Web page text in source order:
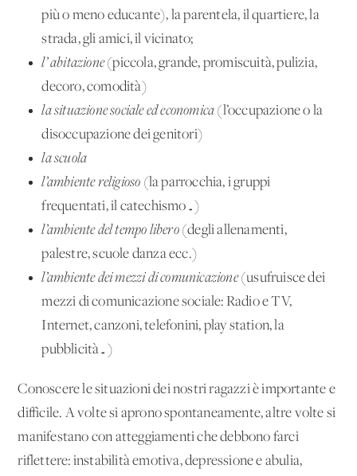
più o meno educante), la parentela, il quartiere, la
strada, gli amici, il vicinato;
l’ abitazione(piccola, grande, promiscuità, pulizia,
decoro, comodità)
la situazione sociale ed economica (l’occupazione o la
disoccupazione dei genitori)
la scuola
l’ambiente religioso (la parrocchia, i gruppi
frequentati, il catechismo…)
l’ambiente del tempo libero(degli allenamenti,
palestre, scuole danza ecc.)
l’ambiente dei mezzi di comunicazione(usufruisce dei
mezzi di comunicazione sociale: Radio e TV,
Internet, canzoni, telefonini, play station, la
pubblicità…)
Conoscere le situazioni dei nostri ragazzi è importante e
difficile. A volte si aprono spontaneamente, altre volte si
manifestano con atteggiamenti che debbono farci
riflettere: instabilità emotiva, depressione e abulia,